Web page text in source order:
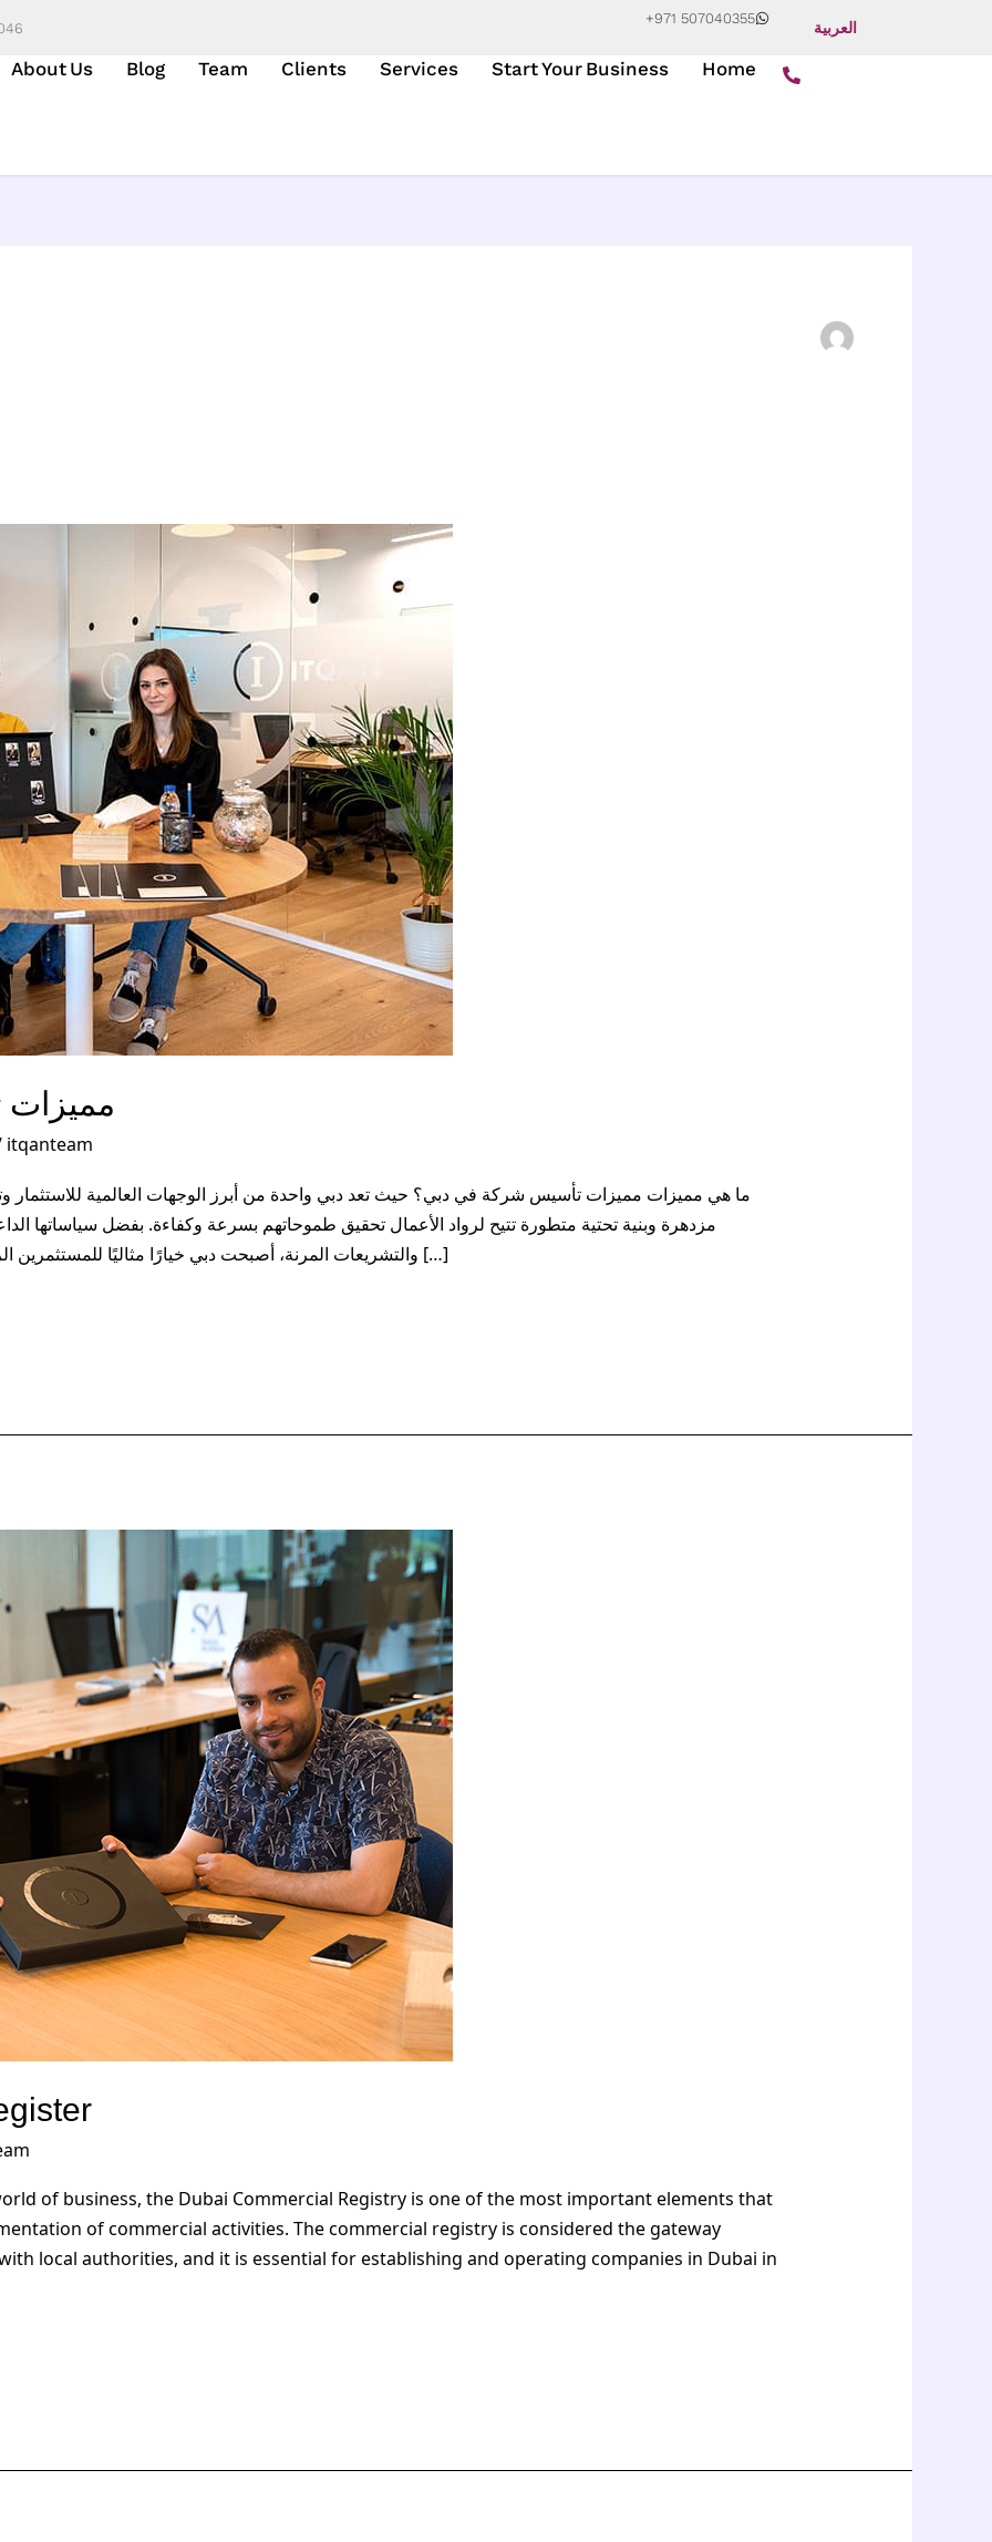
العربية
+971 507040355
Home
Start Your Business
Services
Clients
Team
Blog
About Us
itqanteam
ما هي مميزات مميزات تأسيس شركة في دبي؟ حيث تعد دبي واحدة من أبرز الوجهات العالمية للاستثمار
مزدهرة وبنية تحتية متطورة تتيح لرواد الأعمال تحقيق طموحاتهم بسرعة وكفاءة. بفضل سياساتها
والتشريعات المرنة، أصبحت دبي خيارًا مثاليًا للمستثمرين الراغبين في توسيع أعمالهم في بيئة تنافسية […]
of business, the Dubai Commercial Registry is one of the most important elements that
of commercial activities. The commercial registry is considered the gateway
local authorities, and it is essential for establishing and operating companies in Dubai in